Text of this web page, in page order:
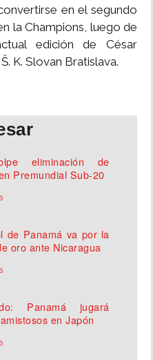
en el segundo
la Champions, luego de
edición de César
K. Slovan Bratislava.
eliminación de
Premundial Sub-20
de Panamá va por la
oro ante Nicaragua
Panamá jugará
en Japón